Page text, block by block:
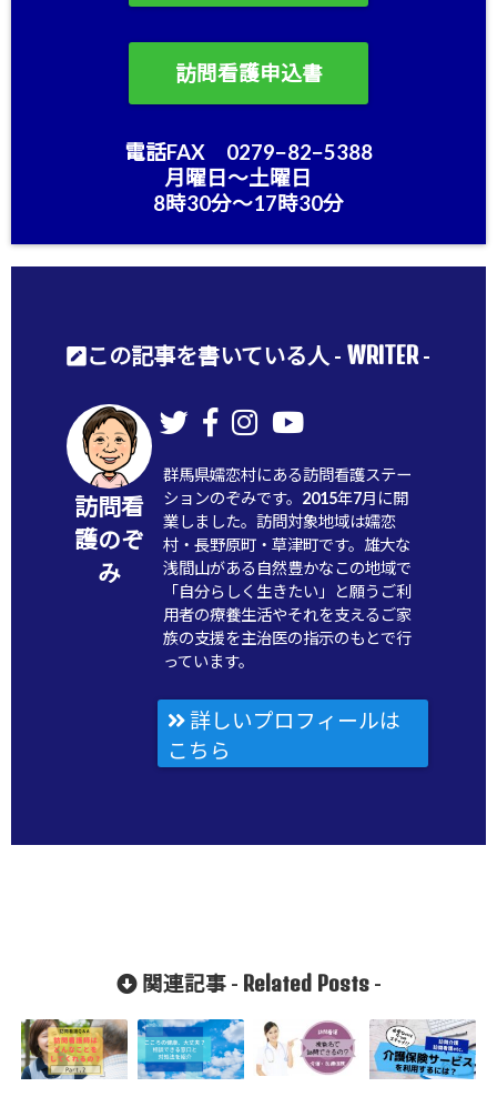
訪問看護申込書
電話FAX 0279−82−5388
月曜日〜土曜日
8時30分〜17時30分
この記事を書いている人 - WRITER-
訪問看
護のぞ
み
群馬県嬬恋村にある訪問看護ステー
ションのぞみです。2015年7月に開
業しました。訪問対象地域は嬬恋
村・長野原町・草津町です。雄大な
浅間山がある自然豊かなこの地域で
「自分らしく生きたい」と願うご利
用者の療養生活やそれを支えるご家
族の支援を主治医の指示のもとで行
っています。
詳しいプロフィールは
こちら
関連記事 - Related Posts-